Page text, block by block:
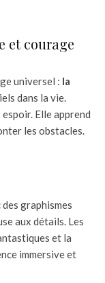
et courage
universel : la
dans la vie.
Elle apprend
les obstacles.
graphismes
aux détails. Les
et la
immersive et